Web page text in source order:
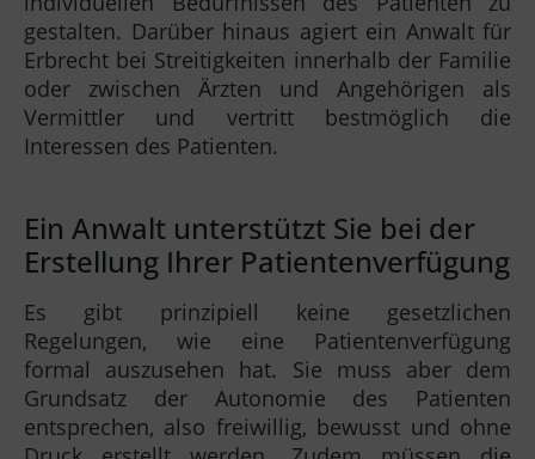
gestalten. Darüber hinaus agiert ein Anwalt für
Erbrecht bei Streitigkeiten innerhalb der Familie
oder zwischen Ärzten und Angehörigen als
Vermittler und vertritt bestmöglich die
Interessen des Patienten.
Ein Anwalt unterstützt Sie bei der
Erstellung Ihrer Patientenverfügung
Es gibt prinzipiell keine gesetzlichen
Regelungen, wie eine Patientenverfügung
formal auszusehen hat. Sie muss aber dem
Grundsatz der Autonomie des Patienten
entsprechen, also freiwillig, bewusst und ohne